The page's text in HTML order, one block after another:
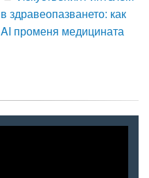
в здравеопазването: как
AI променя медицината